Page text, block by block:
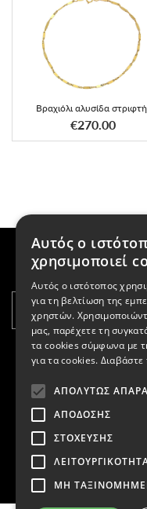
Βραχιόλι αλυσίδα στριφτή
€270.00
Copyright ©
Αυτός ο
χρησιμοποιεί
Αυτός ο ιστότοπος
για τη βελτίωση της
χρηστών.
μας, παρέχετε τη
τα cookies σύμφωνα με
για τα cookies. Διαβάστε
ΑΠΟΛΎΤΩΣ
ΑΠΌΔΟΣΗΣ
ΣΤΌΧΕΥΣΗΣ
ΜΗ